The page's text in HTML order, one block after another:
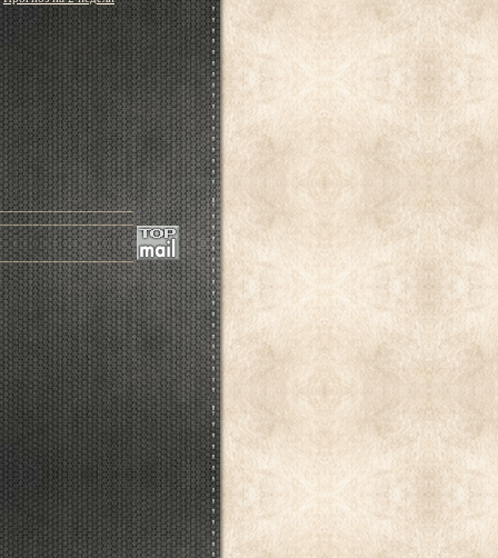
____________________
____________________
____________________